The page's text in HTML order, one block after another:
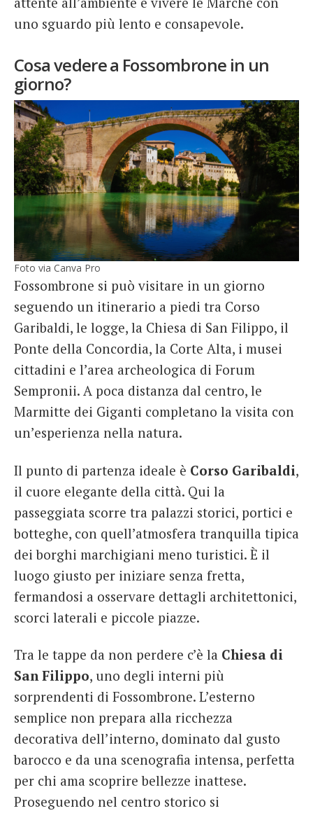
uno sguardo più lento e consapevole.
Cosa vedere a Fossombrone in un
giorno?
Foto via Canva Pro
Fossombrone si può visitare in un giorno
seguendo un itinerario a piedi tra Corso
Garibaldi, le logge, la Chiesa di San Filippo, il
Ponte della Concordia, la Corte Alta, i musei
cittadini e l’area archeologica di Forum
Sempronii. A poca distanza dal centro, le
Marmitte dei Giganti completano la visita con
un’esperienza nella natura.
Il punto di partenza ideale è Corso Garibaldi,
il cuore elegante della città. Qui la
passeggiata scorre tra palazzi storici, portici e
botteghe, con quell’atmosfera tranquilla tipica
dei borghi marchigiani meno turistici. È il
luogo giusto per iniziare senza fretta,
fermandosi a osservare dettagli architettonici,
scorci laterali e piccole piazze.
Tra le tappe da non perdere c’è la Chiesa di
San Filippo, uno degli interni più
sorprendenti di Fossombrone. L’esterno
semplice non prepara alla ricchezza
decorativa dell’interno, dominato dal gusto
barocco e da una scenografia intensa, perfetta
per chi ama scoprire bellezze inattese.
Proseguendo nel centro storico si